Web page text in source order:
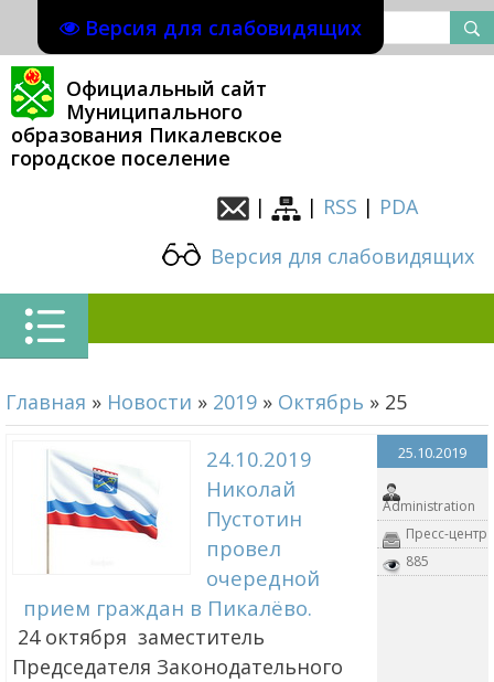
Версия для слабовидящих
Официальный сайт
Муниципального
образования Пикалевское
городское поселение
|
| RSS | PDA
Версия для слабовидящих
Главная » Новости » 2019 » Октябрь » 25
24.10.2019
Николай
Пустотин
провел
очередной
прием граждан в Пикалёво.
24 октября заместитель
Председателя Законодательного
25.10.2019
Administration
Пресс-центр
885